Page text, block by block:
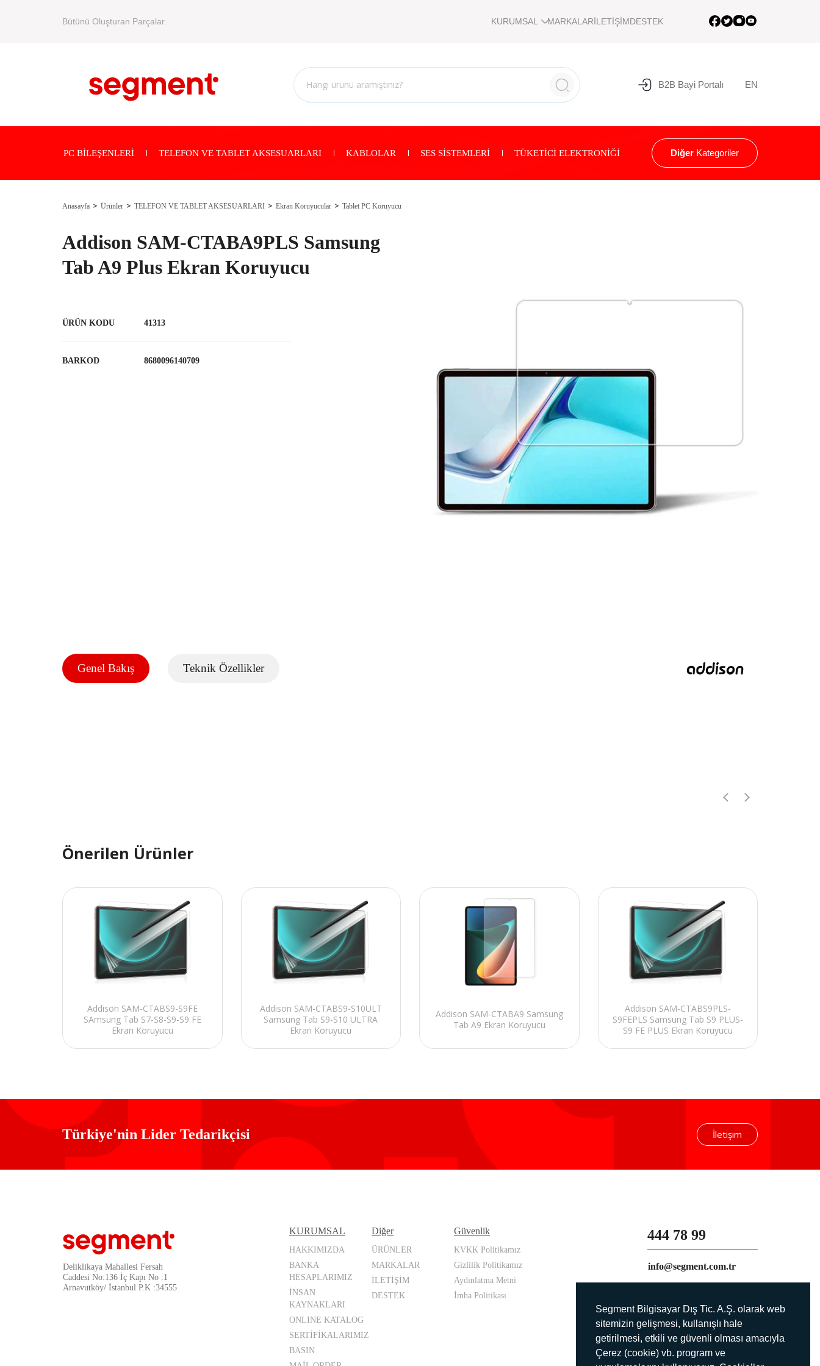
Segment Bilgisayar Dış Tic. A.Ş. olarak web
sitemizin gelişmesi, kullanışlı hale
getirilmesi, etkili ve güvenli olması amacıyla
Çerez (cookie) vb. program ve
Bütünü Oluşturan Parçalar. KURUMSAL MARKALARİLETİŞİMDESTEK
B2B Bayi Portalı EN
PC BİLEŞENLERİ TELEFON VE TABLET AKSESUARLARI KABLOLAR SES SİSTEMLERİ TÜKETİCİ ELEKTRONİĞİ Diğer Kategoriler
Anasayfa Ürünler TELEFON VE TABLET AKSESUARLARI Ekran Koruyucular Tablet PC Koruyucu
Addison SAM-CTABA9PLS Samsung
Tab A9 Plus Ekran Koruyucu
ÜRÜN KODU 41313
BARKOD 8680096140709
Genel Bakış Teknik Özellikler
Önerilen Ürünler
Addison SAM-CTABS9-S9FE
SAmsung Tab S7-S8-S9-S9 FE
Ekran Koruyucu
Addison SAM-CTABS9-S10ULT
Samsung Tab S9-S10 ULTRA
Ekran Koruyucu
Addison SAM-CTABA9 Samsung
Tab A9 Ekran Koruyucu
Addison SAM-CTABS9PLS-
S9FEPLS Samsung Tab S9 PLUS-
S9 FE PLUS Ekran Koruyucu
Türkiye'nin Lider Tedarikçisi İletişim
Deliklikaya Mahallesi Fersah
Caddesi No:136 İç Kapı No :1
Arnavutköy/ İstanbul P.K :34555
KURUMSAL
HAKKIMIZDA
BANKA
HESAPLARIMIZ
İNSAN
KAYNAKLARI
ONLINE KATALOG
SERTİFİKALARIMIZ
BASIN
Diğer
ÜRÜNLER
MARKALAR
İLETİŞİM
DESTEK
Güvenlik
KVKK Politikamız
Gizlilik Politikamız
Aydınlatma Metni
İmha Politikası
444 78 99
info@segment.com.tr